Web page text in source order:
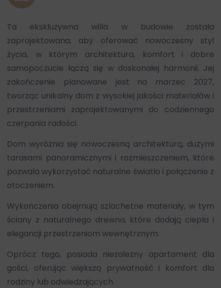
Ta ekskluzywna willa w budowie została
zaprojektowana, aby oferować nowoczesny styl
życia, w którym architektura, komfort i dobre
samopoczucie łączą się w doskonałej harmonii. Jej
zakończenie planowane jest na marzec 2027,
tworząc unikalny dom z wysokiej jakości materiałów i
przestrzeniami zaprojektowanymi do codziennego
czerpania radości.
Dom wyróżnia się nowoczesną architekturą, dużymi
tarasami panoramicznymi i rozmieszczeniem, które
pozwala wykorzystać naturalne światło i połączenie z
otoczeniem.
Wykończenia obejmują szlachetne materiały, w tym
ściany z naturalnego drewna, które dodają ciepła i
elegancji przestrzeniom wewnętrznym.
Oprócz tego, posiada niezależny apartament dla
gości, oferując większą prywatność i komfort dla
rodziny lub odwiedzających.